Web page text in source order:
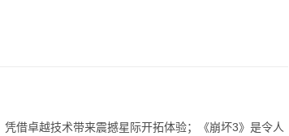
借卓越技术带来震撼星际开拓体验；《崩坏3》是令人